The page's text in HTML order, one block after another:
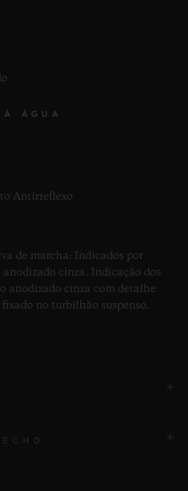
ÁGUA
Antirreflexo
de marcha: Indicados por
cinza. Indicação dos
anodizado cinza com detalhe
no turbilhão suspenso.